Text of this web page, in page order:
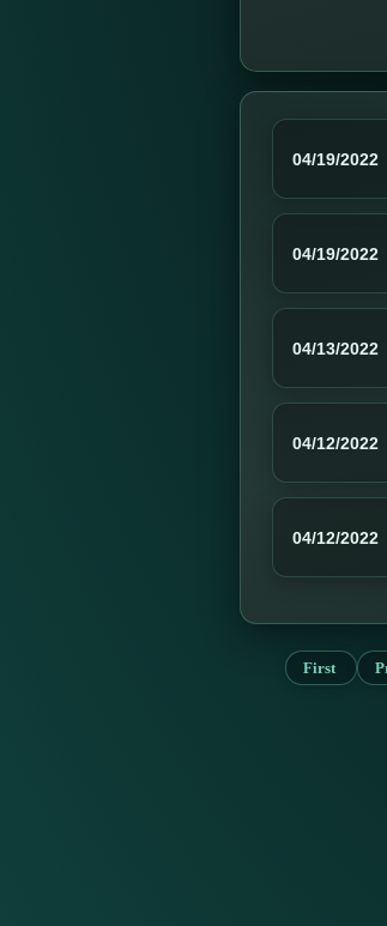
04/19/2022
04/19/2022
04/13/2022
04/12/2022
04/12/2022
First